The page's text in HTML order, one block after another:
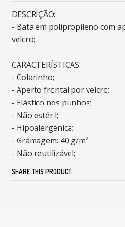
DESCRIÇÃO:
- Bata em polipropileno com
velcro;
CARACTERÍSTICAS:
- Colarinho;
- Aperto frontal por velcro;
- Elástico nos punhos;
- Não estéril;
- Hipoalergénica;
- Gramagem: 40 g/m²;
- Não reutilizável;
SHARE THIS PRODUCT